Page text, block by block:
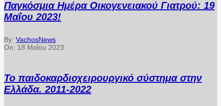
Παγκόσμια Ημέρα Οικογενειακού Γιατρού: 19
Μαΐου 2023!
By: VachosNews
On: 18 Μαΐου 2023
Το παιδοκαρδιοχειρουργικό σύστημα στην
Ελλάδα. 2011-2022